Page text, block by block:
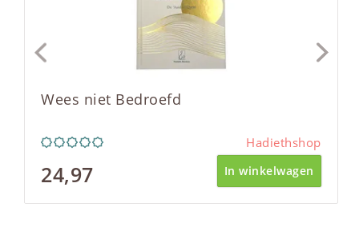
Wees niet Bedroefd
Hadiethshop
24,97 In winkelwagen